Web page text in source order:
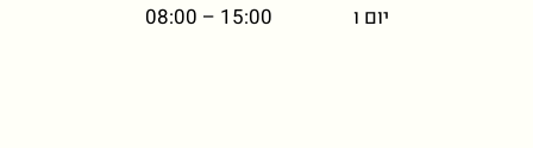
יום ו 15:00 – 08:00